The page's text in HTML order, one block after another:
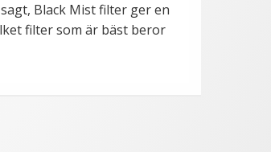
Black Mist filter ger en
filter som är bäst beror